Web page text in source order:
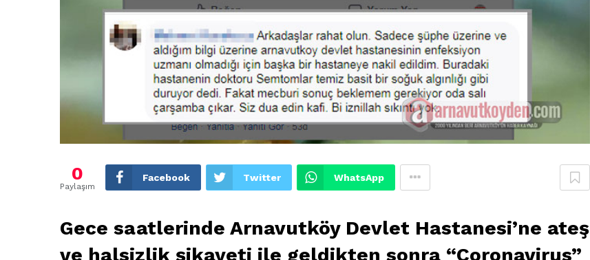
0
Paylaşım
Facebook Twitter WhatsApp
Gece saatlerinde Arnavutköy Devlet Hastanesi’ne ateş
ve halsizlik şikayeti ile geldikten sonra “Coronavirus”